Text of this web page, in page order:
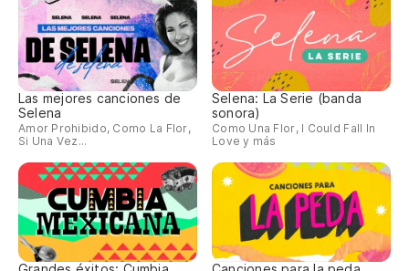
Las mejores canciones de
Selena
Amor Prohibido, Como La Flor,
Si Una Vez...
Selena: La Serie (banda
sonora)
Como Una Flor, I Could Fall In
Love y más